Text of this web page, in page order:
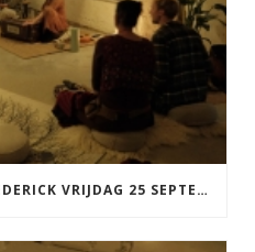
MANTRA ZINGEN MET DIEDERICK VRIJDAG 25 SEPTEMBER EN 20 NOVEMBER